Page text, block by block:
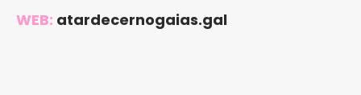
WEB: atardecernogaias.gal